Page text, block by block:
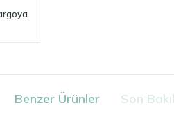
Benzer Ürünler Son